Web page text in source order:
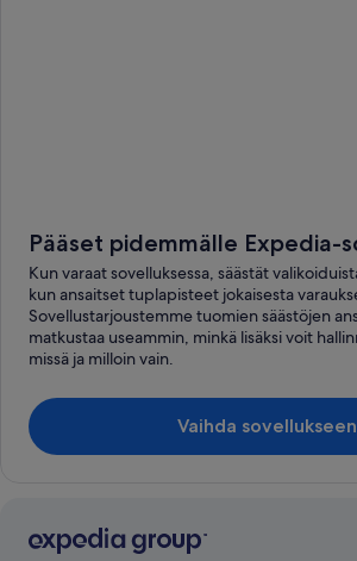
Pääset pidemmälle Expedia-
Kun varaat sovelluksessa, säästät
kun ansaitset tuplapisteet jokaisesta
Sovellustarjoustemme tuomien säästöjen
matkustaa useammin, minkä lisäksi voit
missä ja milloin vain.
Vaihda sovellukseen